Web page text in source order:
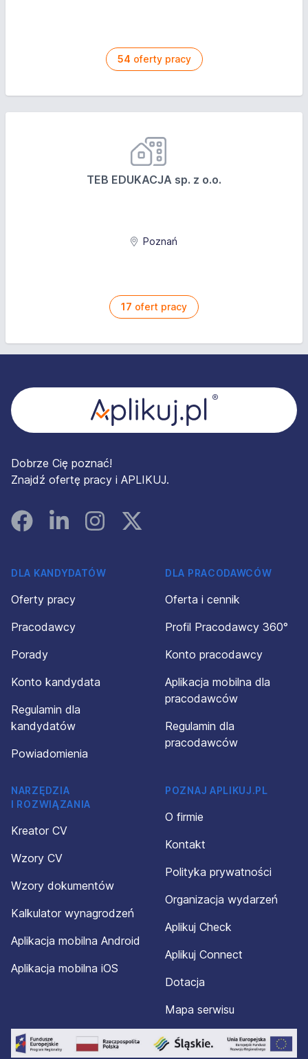
54 oferty pracy
TEB EDUKACJA sp. z o.o.
Poznań
17 ofert pracy
Dobrze Cię poznać!
Znajdź ofertę pracy i APLIKUJ.
FacebookLinked InInstagramInstagram
DLA KANDYDATÓW
Oferty pracy
Pracodawcy
Porady
Konto kandydata
Regulamin dla
kandydatów
Powiadomienia
DLA PRACODAWCÓW
Oferta i cennik
Profil Pracodawcy 360°
Konto pracodawcy
Aplikacja mobilna dla
pracodawców
Regulamin dla
pracodawców
NARZĘDZIA
I ROZWIĄZANIA
Kreator CV
Wzory CV
Wzory dokumentów
Kalkulator wynagrodzeń
Aplikacja mobilna Android
Aplikacja mobilna iOS
POZNAJ APLIKUJ.PL
O firmie
Kontakt
Polityka prywatności
Organizacja wydarzeń
Aplikuj Check
Aplikuj Connect
Dotacja
Mapa serwisu